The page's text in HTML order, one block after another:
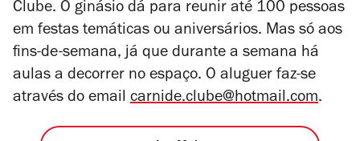
Clube. O ginásio dá para reunir até 100 pessoas
em festas temáticas ou aniversários. Mas só aos
fins-de-semana, já que durante a semana há
aulas a decorrer no espaço. O aluguer faz-se
através do email carnide.clube@hotmail.com.